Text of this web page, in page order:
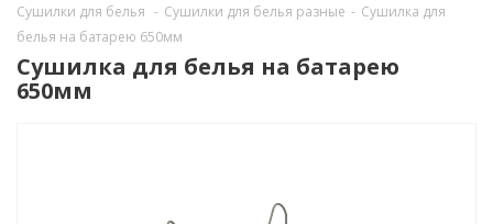
Сушилки для белья - Сушилки для белья разные - Сушилка для
белья на батарею 650мм
Сушилка для белья на батарею
650мм